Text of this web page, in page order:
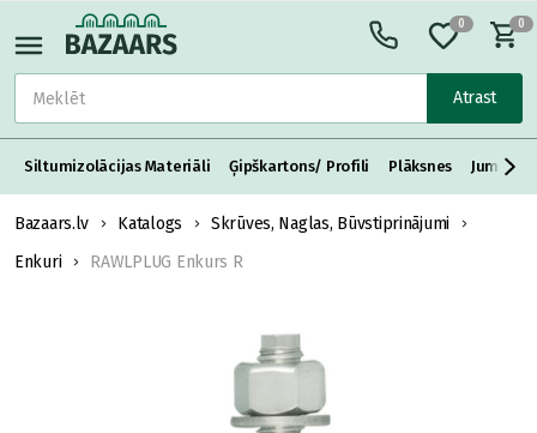
Atrast
0 0
Siltumizolācijas Materiāli Ģipškartons/ Profili Plāksnes Jumta
Bazaars.lv Katalogs
Skrūves, Naglas, Būvstiprinājumi
Enkuri
RAWLPLUG Enkurs R